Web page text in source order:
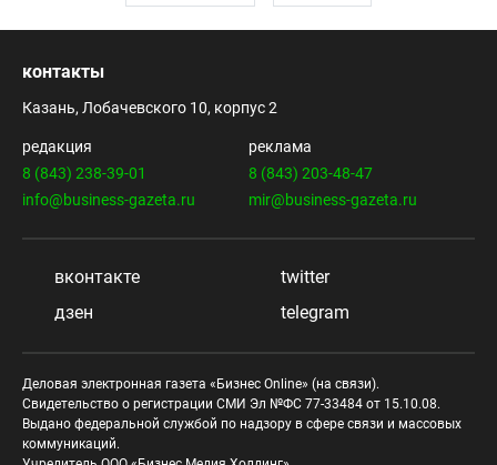
контакты
Казань, Лобачевского 10, корпус 2
редакция
8 (843) 238-39-01
info@business-gazeta.ru
реклама
8 (843) 203-48-47
mir@business-gazeta.ru
вконтакте
twitter
дзен
telegram
Деловая электронная газета «Бизнес Online» (на связи).
Свидетельство о регистрации СМИ Эл №ФС 77-33484 от 15.10.08.
Выдано федеральной службой по надзору в сфере связи и массовых
коммуникаций.